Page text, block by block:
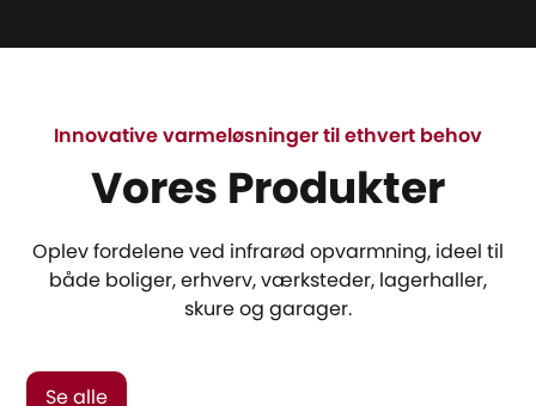
Innovative varmeløsninger til ethvert behov
Vores Produkter
Oplev fordelene ved infrarød opvarmning, ideel til
både boliger, erhverv, værksteder, lagerhaller,
skure og garager.
Se alle